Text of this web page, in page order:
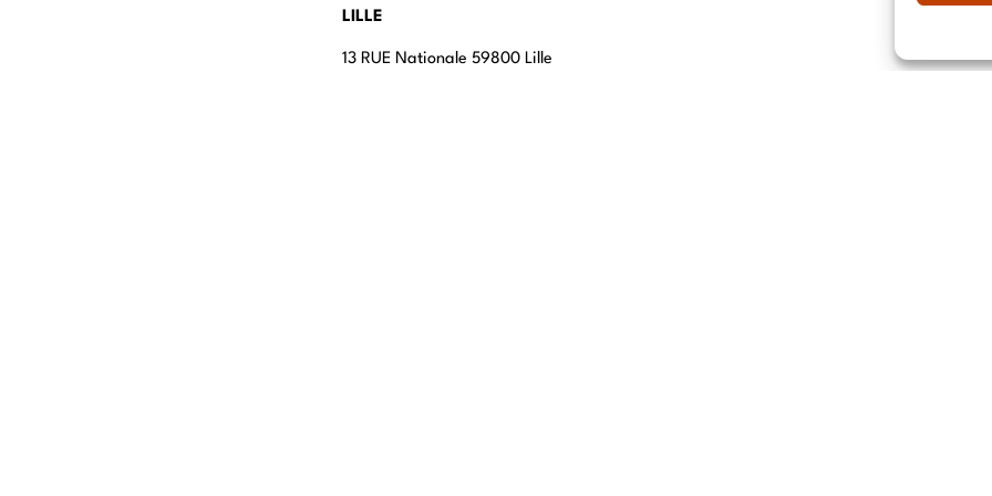
LILLE
13 RUE Nationale 59800 Lille